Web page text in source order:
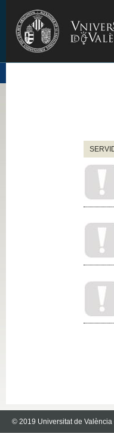
© 2019 Universitat de València